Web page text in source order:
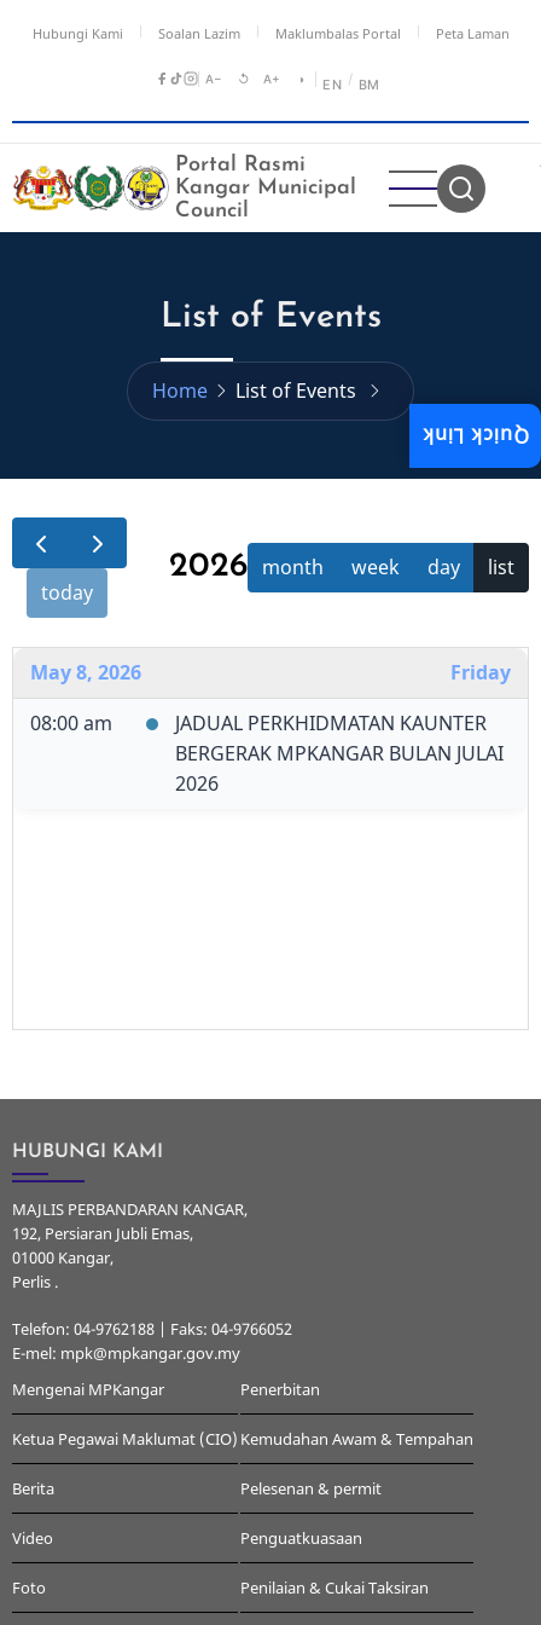
Hubungi Kami Soalan Lazim Maklumbalas Portal Peta Laman
A− ↺ A+ ◑ EN / BM
Portal Rasmi
Kangar Municipal
Council
List of Events
Home List of Events
today
2026 month week day list
May 8, 2026
Friday
08:00 am
JADUAL PERKHIDMATAN KAUNTER
BERGERAK MPKANGAR BULAN JULAI
2026
HUBUNGI KAMI
MAJLIS PERBANDARAN KANGAR,
192, Persiaran Jubli Emas,
01000 Kangar,
Perlis .
Telefon: 04-9762188 | Faks: 04-9766052
E-mel: mpk@mpkangar.gov.my
Mengenai MPKangar
Ketua Pegawai Maklumat (CIO)
Berita
Video
Foto
Penerbitan
Kemudahan Awam & Tempahan
Pelesenan & permit
Penguatkuasaan
Penilaian & Cukai Taksiran
Quick Link